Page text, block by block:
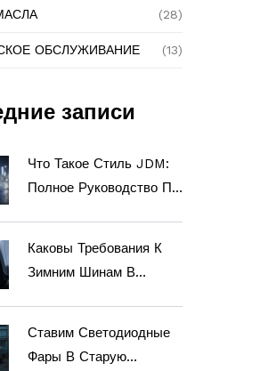
(28)
ОБСЛУЖИВАНИЕ (13)
записи
Что Такое Стиль JDM:
Полное Руководство По
Каковы Требования К
Зимним Шинам В
Водителю В 2025 Году
Ставим Светодиодные
Фары В Старую